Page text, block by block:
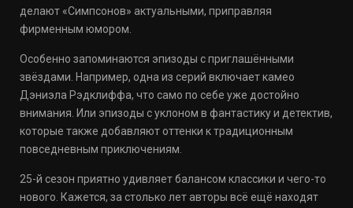
делают «Симпсонов» актуальными, приправляя
фирменным юмором.
Особенно запоминаются эпизоды с приглашёнными
звёздами. Например, одна из серий включает камео
Дэниэла Рэдклиффа, что само по себе уже достойно
внимания. Или эпизоды с уклоном в фантастику и детектив,
которые также добавляют оттенки к традиционным
повседневным приключениям.
25-й сезон приятно удивляет балансом классики и чего-то
нового. Кажется, за столько лет авторы всё ещё находят